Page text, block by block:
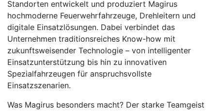
Standorten entwickelt und produziert Magirus
hochmoderne Feuerwehrfahrzeuge, Drehleitern und
digitale Einsatzlösungen. Dabei verbindet das
Unternehmen traditionsreiches Know-how mit
zukunftsweisender Technologie – von intelligenter
Einsatzunterstützung bis hin zu innovativen
Spezialfahrzeugen für anspruchsvollste
Einsatzszenarien.
Was Magirus besonders macht? Der starke Teamgeist